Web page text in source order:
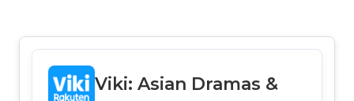
Viki: Asian Dramas &